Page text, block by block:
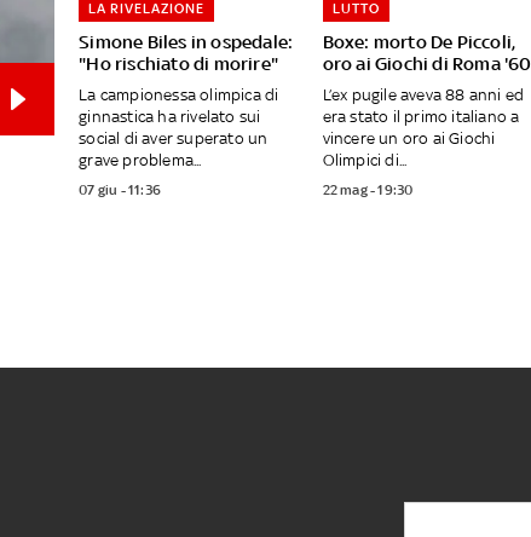
Simone Biles in ospedale:
"Ho rischiato di morire"
LA RIVELAZIONE
La campionessa olimpica di
ginnastica ha rivelato sui
social di aver superato un
grave problema...
07 giu - 11:36
Boxe: morto De Piccoli,
oro ai Giochi di Roma '60
LUTTO
L’ex pugile aveva 88 anni ed
era stato il primo italiano a
vincere un oro ai Giochi
Olimpici di...
22 mag - 19:30